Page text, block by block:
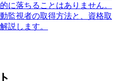
に落ちることはありません。
監視者の取得方法と、資格取
説します。